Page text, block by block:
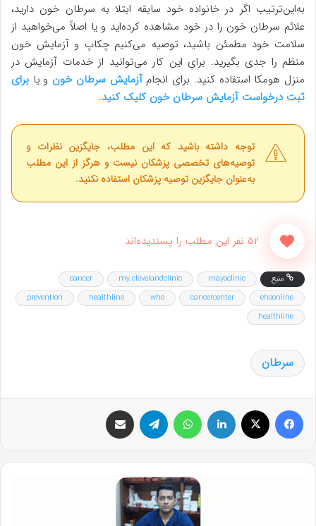
به‌این‌ترتیب اگر در خانواده خود سابقه ابتلا به سرطان خون دارید،
علائم سرطان خون را در خود مشاهده کرده‌اید و یا اصلاً می‌خواهید از
سلامت خود مطمئن باشید، توصیه می‌کنیم چکاپ و آزمایش خون
منظم را جدی بگیرید. برای این کار می‌توانید از خدمات آزمایش در
منزل هومکا استفاده کنید. برای انجامآزمایش سرطان خون و یا برای
ثبت درخواست آزمایش سرطان خون کلیک کنید.
توجه داشته باشید که این مطلب، جایگزین نظرات و
توصیه‌های تخصصی پزشکان نیست و هرگز از این مطلب
به‌عنوان جایگزین توصیه پزشکان استفاده نکنید.
52 نفر این مطلب را پسندیده‌اند
منبع mayoclinic
my.clevelandclinic
cancer
ehoonline
cancercenter
who
healthline
prevention
healthline
سرطان